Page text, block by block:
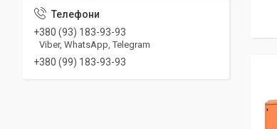
+380 (93) 183-93-93
Viber, WhatsApp, Telegram
+380 (99) 183-93-93